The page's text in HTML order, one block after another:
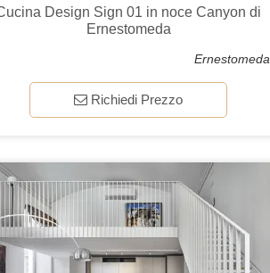
Design Sign 01 in noce Canyon di
Ernestomeda
Ernestomeda
Richiedi Prezzo